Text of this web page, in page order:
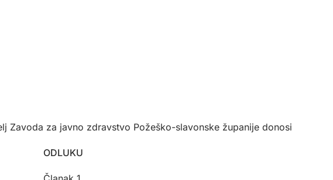
Zavoda za javno zdravstvo Požeško-slavonske županije donosi
ODLUKU